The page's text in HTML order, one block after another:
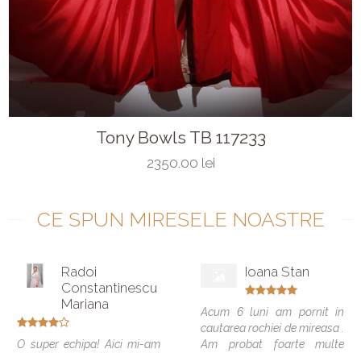
Tony Bowls TB 117233
2350.00 lei
CE SPUN MIRESELE NOASTRE
Radoi
Constantinescu
Mariana
O super echipa! Aici mi-am
Ioana Stan
Acum 6 luni am pornit in
cautarea rochiei de mireasa .
Am probat foarte multe